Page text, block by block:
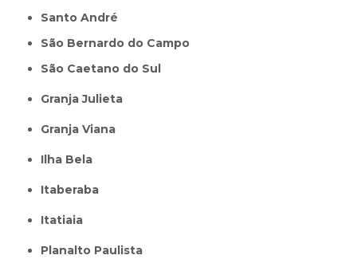
Santo André
São Bernardo do Campo
São Caetano do Sul
Granja Julieta
Granja Viana
Ilha Bela
Itaberaba
itatiaia
Planalto Paulista